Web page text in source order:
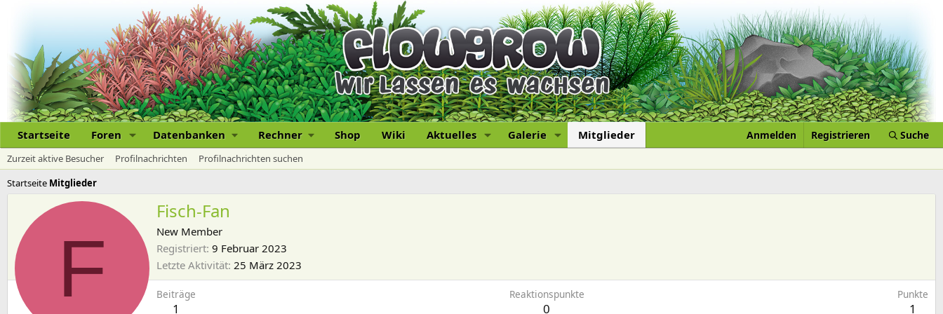
Startseite Foren Datenbanken Rechner Shop Wiki Aktuelles Galerie Mitglieder Anmelden Registrieren Suche
Zurzeit aktive Besucher Profilnachrichten
Profilnachrichten suchen
Startseite Mitglieder
F
Fisch-Fan
New Member
Registriert 9 Februar 2023
Letzte Aktivität 25 März 2023
Beiträge
1
Reaktionspunkte
0
Punkte
1